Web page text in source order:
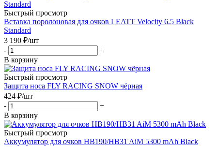
Быстрый просмотр
Вставка поролоновая для очков LEATT Velocity 6.5 Black
Standard
3 190 ₽/шт
-
+
В корзину
Быстрый просмотр
Защита носа FLY RACING SNOW чёрная
424 ₽/шт
-
+
В корзину
Быстрый просмотр
Аккумулятор для очков HB190/HB31 AiM 5300 mAh Black